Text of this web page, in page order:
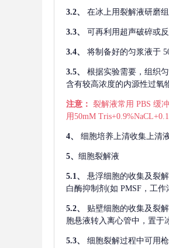
3.2、 在冰上用裂解液研磨
3.3、 可再利用超声破碎或
3.4、 将制备好的匀浆液于
3.5、 根据实验需要，组织
含有较高浓度的内源性过氧
注意： 裂解液常用 PBS 缓
用50mM
4、 细胞培养上清收集上清液
5、 细胞裂解液
5.1、 悬浮细胞的收集及裂解
白酶抑制剂(如 PMSF，工
5.2、 贴壁细胞的收集及裂
胞悬液转入离心管中，置于
5.3、 细胞裂解过程中可用